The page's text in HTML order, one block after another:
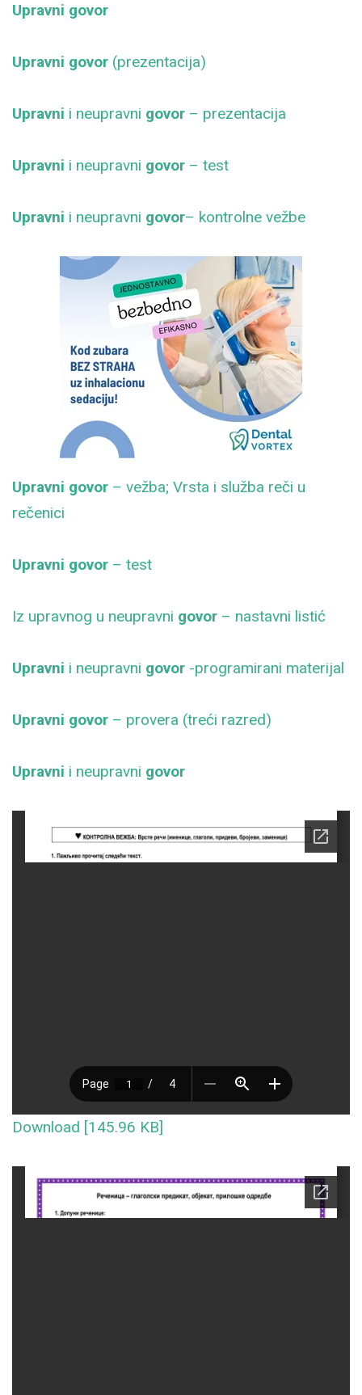
Upravni govor
Upravni govor (prezentacija)
Upravni i neupravni govor – prezentacija
Upravni i neupravni govor – test
Upravni i neupravni govor– kontrolne vežbe
Upravni govor – vežba; Vrsta i služba reči u
rečenici
Upravni govor – test
Iz upravnog u neupravni govor – nastavni listić
Upravni i neupravni govor -programirani materijal
Upravni govor – provera (treći razred)
Upravni i neupravni govor
Download [145.96 KB]